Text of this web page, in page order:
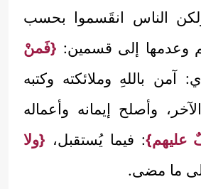
ولكن الناس انقَسموا بحسب
وعدمها إلى قسمين: {فَمنْ
آمن باللهِ وملائكته وكتبه
وأصلح إيمانه وأعماله
عليهم}: فيما يُستقبل، {ولا
ما مضى.